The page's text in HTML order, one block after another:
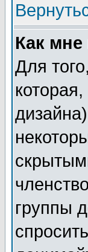
Как мне
Для
группы